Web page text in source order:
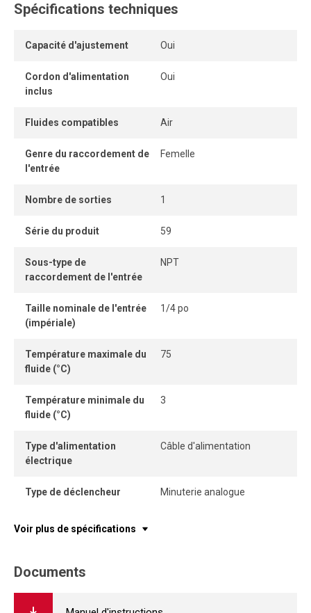
en plastique moulé, résistante à la corrosion, et un
garantissant une fermeture étanche. Il est offert avec un
installation sécurisée.
Spécifications techniques
Capacité d'ajustement Oui
Cordon d'alimentation
inclus
Oui
Fluides compatibles Air
Genre du raccordement de
l'entrée
Femelle
Nombre de sorties 1
Série du produit 59
Sous-type de
raccordement de l'entrée
NPT
Taille nominale de l'entrée
(impériale)
1/4 po
Température maximale du
fluide (°C)
75
Température minimale du
fluide (°C)
3
Type d'alimentation
électrique
Câble d'alimentation
Type de déclencheur Minuterie analogue
Voir plus de spécifications
Documents